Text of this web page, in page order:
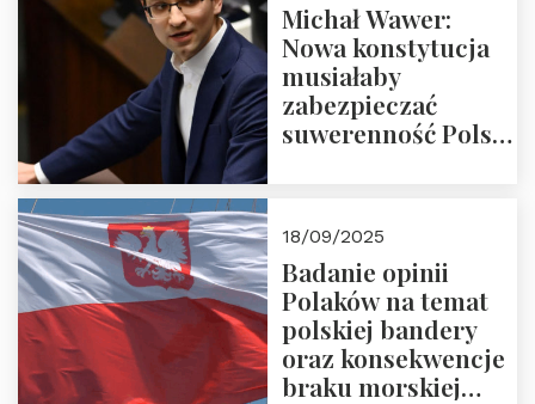
Michał Wawer:
Nowa konstytucja
musiałaby
zabezpieczać
suwerenność Polski
18/09/2025
Badanie opinii
Polaków na temat
polskiej bandery
oraz konsekwencje
braku morskiej